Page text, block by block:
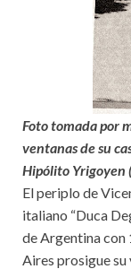
Foto tomada por
ventanas de su
Hipólito Yrigoyen
El periplo de
italiano “Duca
de Argentina con
Aires prosigue